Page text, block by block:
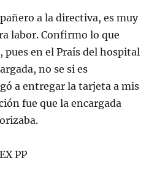
a la directiva, es muy
labor. Confirmo lo que
en el Praís del hospital
no se si es
a entregar la tarjeta a mis
fue que la encargada
PP